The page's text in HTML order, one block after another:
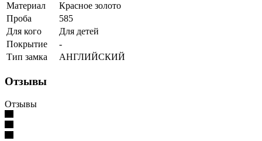
Материал
Красное золото
Проба
585
Для кого
Для детей
Покрытие
-
Тип замка
АНГЛИЙСКИЙ
Отзывы
Отзывы